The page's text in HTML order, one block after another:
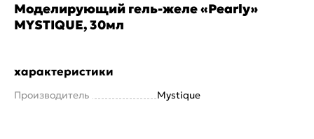
Моделирующий гель-желе «Pearly»
MYSTIQUE, 30мл
характеристики
Производитель Mystique